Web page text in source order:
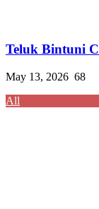
Teluk Bintuni
May 13, 2026 68
All